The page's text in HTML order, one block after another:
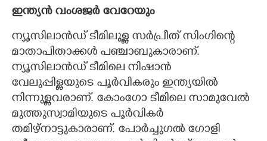
ഇന്ത്യൻ വംശജർ വേറേയും
ന്യൂസിലാൻഡ് ടീമിലുള്ള സർപ്രീത് സിംഗിന്റെ
മാതാപിതാക്കൾ പഞ്ചാബുകാരാണ്.
ന്യൂസിലാൻഡ് ടീമിലെ നിഷാൻ
വേലുപ്പിള്ളയുടെ പൂർവികരും ഇന്ത്യയിൽ
നിന്നുള്ളവരാണ്. കോംഗോ ടീമിലെ സാമുവേൽ
മുത്തുസ്വാമിയുടെ പൂർവികർ
തമിഴ്നാട്ടുകാരാണ്. പോർച്ചുഗൽ ഗോളി